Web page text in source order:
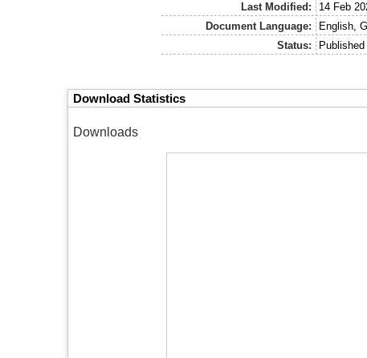
Last Modified:
14 Feb
Document Language:
English,
Status:
Published
Download Statistics
Downloads